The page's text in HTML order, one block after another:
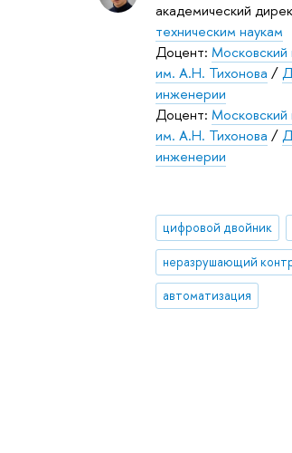
академический
техническим наукам
Доцент: Московский
им. А.Н. Тихонова /
инженерии
Доцент: Московский
им. А.Н. Тихонова /
инженерии
цифровой двойник
неразрушающий
автоматизация